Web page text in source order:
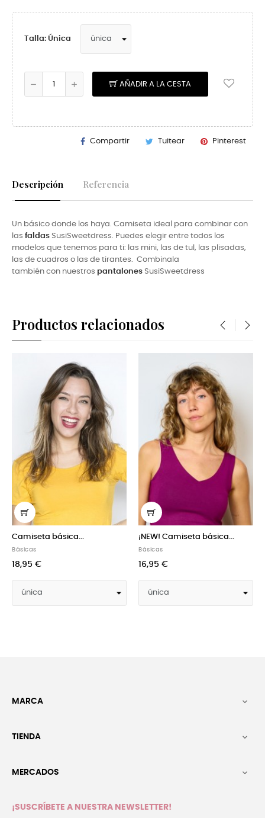
Talla: Única
AÑADIR A LA CESTA
Compartir Tuitear Pinterest
Descripción Referencia
Un básico donde los haya. Camiseta ideal para combinar con
las faldas SusiSweetdress. Puedes elegir entre todos los
modelos que tenemos para ti: las mini, las de tul, las plisadas,
las de cuadros o las de tirantes. Combinala
también con nuestros pantalones SusiSweetdress
Productos relacionados
¡NEW! Camiseta básica... Camiseta
MARCA 
TIENDA 
MERCADOS 
¡SUSCRÍBETE A NUESTRA NEWSLETTER!